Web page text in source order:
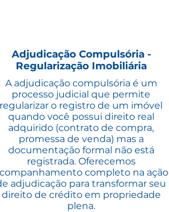
Adjudicação Compulsória -
Regularização Imobiliária
A adjudicação compulsória é um
processo judicial que permite
regularizar o registro de um imóvel
quando você possui direito real
adquirido (contrato de compra,
promessa de venda) mas a
documentação formal não está
registrada. Oferecemos
completo na ação
adjudicação para transformar seu
direito de crédito em propriedade
plena.